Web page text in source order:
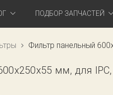
ПОДБОР ЗАПЧАСТЕЙ
Фильтр панельный
мм, для IPC,